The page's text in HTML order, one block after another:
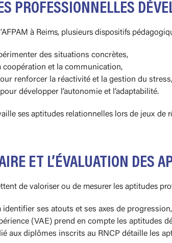
PROFESSIONNELLES
à Reims, plusieurs dispositifs
des situations concrètes,
coopération et la communication,
renforcer la réactivité et la gestion du stress,
développer l’autonomie et l’adaptabilité.
ses aptitudes relationnelles lors de jeux de
ET L’ÉVALUATION DES
de valoriser ou de mesurer les aptitudes
identifier ses atouts et ses axes de progression,
(VAE) prend en compte les aptitudes
aux diplômes inscrits au RNCP détaille les